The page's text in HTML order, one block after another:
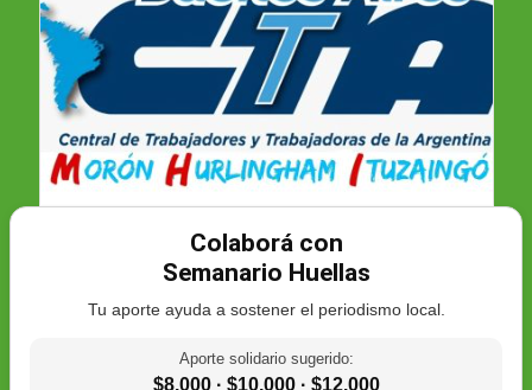
Colaborá con
Semanario Huellas
Tu aporte ayuda a sostener el periodismo local.
Aporte solidario sugerido:
$8.000 · $10.000 · $12.000